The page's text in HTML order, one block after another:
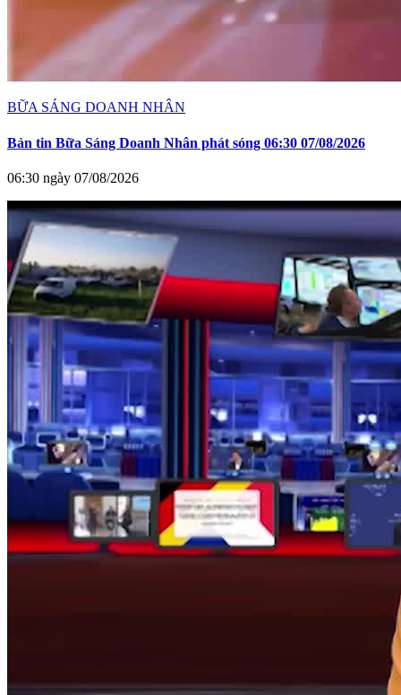
BỮA SÁNG DOANH NHÂN
Bản tin Bữa Sáng Doanh Nhân phát sóng 06:30 07/08/2026
06:30 ngày 07/08/2026